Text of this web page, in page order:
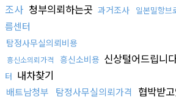
조사 청부의뢰하는곳 과거조사 일본밀항브
름센터
탐정사무실의뢰비용
흥신소의뢰가격 흥신소비용 신상털어드립니
터 내차찾기
배트남청부 탐정사무실의뢰가격 협박받